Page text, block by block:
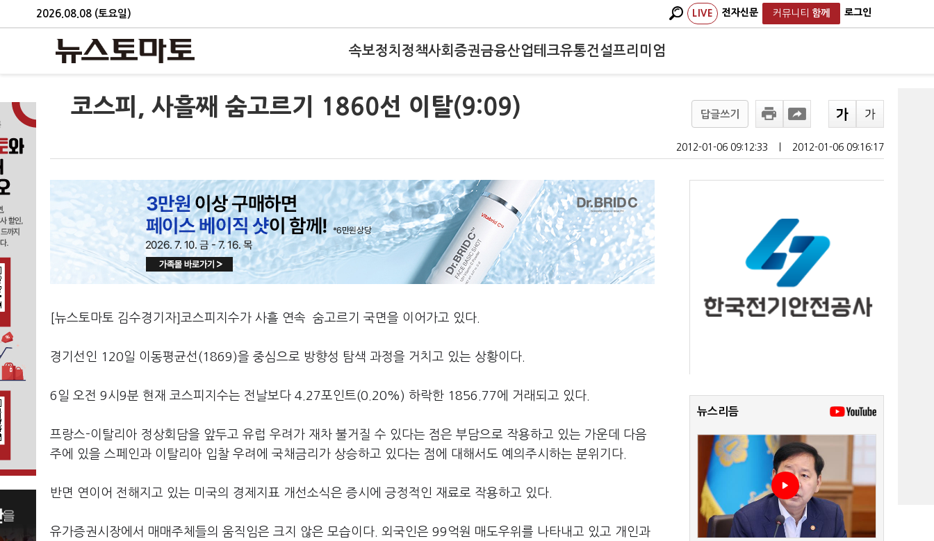
2026.08.08 (토요일) LIVE 전자신문 커뮤니티 함께 로그인
속보정치 정책사회 증권금융산업테크유통건설프리미엄
코스피, 사흘째 숨고르기 1860선 이탈(9:09) 답글쓰기
2012-01-06 09:12:33 2012-01-06 09:16:17
[뉴스토마토 김수경기자]코스피지수가 사흘 연속 숨고르기 국면을 이어가고 있다.
경기선인 120일 이동평균선(1869)을 중심으로 방향성 탐색 과정을 거치고 있는 상황이다.
6일 오전 9시9분 현재 코스피지수는 전날보다 4.27포인트(0.20%) 하락한 1856.77에 거래되고 있다.
프랑스-이탈리아 정상회담을 앞두고 유럽 우려가 재차 불거질 수 있다는 점은 부담으로 작용하고 있는 가운데 다음
주에 있을 스페인과 이탈리아 입찰 우려에 국채금리가 상승하고 있다는 점에 대해서도 예의주시하는 분위기다.
반면 연이어 전해지고 있는 미국의 경제지표 개선소식은 증시에 긍정적인 재료로 작용하고 있다.
유가증권시장에서 매매주체들의 움직임은 크지 않은 모습이다. 외국인은 99억원 매도우위를 나타내고 있고 개인과
뉴스리듬